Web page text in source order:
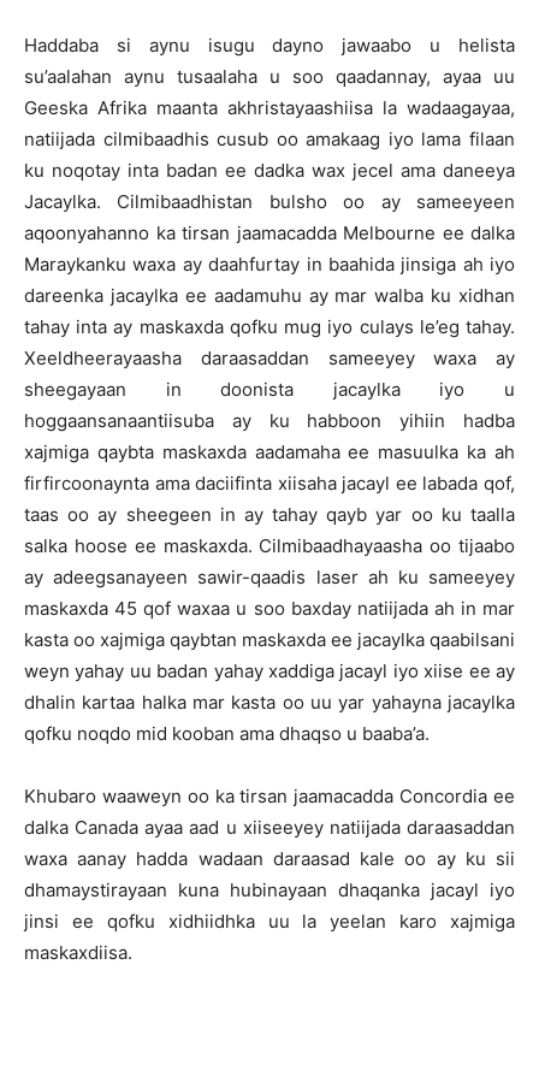
Haddaba si aynu isugu dayno jawaabo u helista
su’aalahan aynu tusaalaha u soo qaadannay, ayaa uu
Geeska Afrika maanta akhristayaashiisa la wadaagayaa,
natiijada cilmibaadhis cusub oo amakaag iyo lama filaan
ku noqotay inta badan ee dadka wax jecel ama daneeya
Jacaylka. Cilmibaadhistan bulsho oo ay sameeyeen
aqoonyahanno ka tirsan jaamacadda Melbourne ee dalka
Maraykanku waxa ay daahfurtay in baahida jinsiga ah iyo
dareenka jacaylka ee aadamuhu ay mar walba ku xidhan
tahay inta ay maskaxda qofku mug iyo culays le’eg tahay.
Xeeldheerayaasha daraasaddan sameeyey waxa ay
sheegayaan in doonista jacaylka iyo u
hoggaansanaantiisuba ay ku habboon yihiin hadba
xajmiga qaybta maskaxda aadamaha ee masuulka ka ah
firfircoonaynta ama daciifinta xiisaha jacayl ee labada qof,
taas oo ay sheegeen in ay tahay qayb yar oo ku taalla
salka hoose ee maskaxda. Cilmibaadhayaasha oo tijaabo
ay adeegsanayeen sawir-qaadis laser ah ku sameeyey
maskaxda 45 qof waxaa u soo baxday natiijada ah in mar
kasta oo xajmiga qaybtan maskaxda ee jacaylka qaabilsani
weyn yahay uu badan yahay xaddiga jacayl iyo xiise ee ay
dhalin kartaa halka mar kasta oo uu yar yahayna jacaylka
qofku noqdo mid kooban ama dhaqso u baaba’a.
Khubaro waaweyn oo ka tirsan jaamacadda Concordia ee
dalka Canada ayaa aad u xiiseeyey natiijada daraasaddan
waxa aanay hadda wadaan daraasad kale oo ay ku sii
dhamaystirayaan kuna hubinayaan dhaqanka jacayl iyo
jinsi ee qofku xidhiidhka uu la yeelan karo xajmiga
maskaxdiisa.